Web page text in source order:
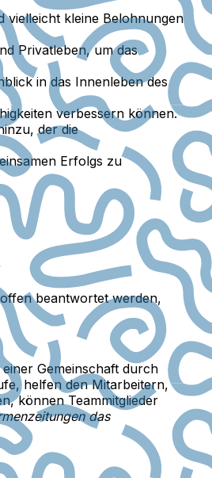
vielleicht kleine Belohnungen
Privatleben, um das
in das Innenleben des
verbessern können.
der die
Erfolgs zu
beantwortet werden,
Gemeinschaft durch
helfen den Mitarbeitern,
können Teammitglieder
das